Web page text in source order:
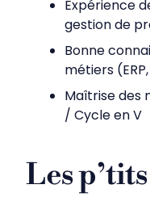
Expérience
gestion de
Bonne
métiers
Maîtrise des
/ Cycle en V
Les